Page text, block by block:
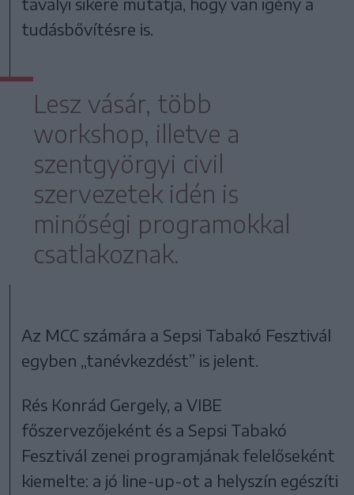
tudásbővítésre is.
Lesz vásár, több
workshop, illetve a
szentgyörgyi civil
szervezetek idén is
minőségi programokkal
csatlakoznak.
Az MCC számára a Sepsi Tabakó Fesztivál
egyben „tanévkezdést” is jelent.
Rés Konrád Gergely, a VIBE
főszervezőjeként és a Sepsi Tabakó
Fesztivál zenei programjának felelőseként
kiemelte: a jó line-up-ot a helyszín egészíti